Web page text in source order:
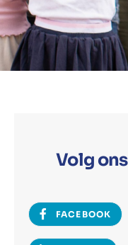
Volg
FACEBOOK